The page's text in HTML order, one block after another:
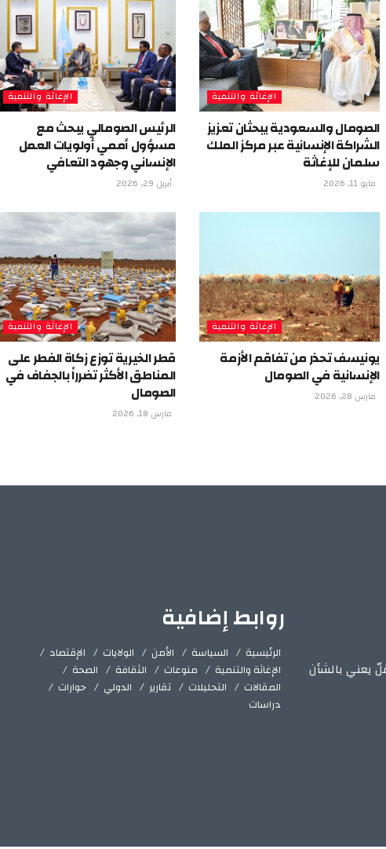
الإغاثة والتنمية
الصومال والسعودية يبحثان تعزيز
الشراكة الإنسانية عبر مركز الملك
سلمان للإغاثة
مايو 11, 2026
الإغاثة والتنمية
الرئيس الصومالي يبحث مع
مسؤول أممي أولويات العمل
الإنساني وجهود التعافي
أبريل 29, 2026
الإغاثة والتنمية
يونيسف تحذر من تفاقم الأزمة
الإنسانية في الصومال
مارس 28, 2026
الإغاثة والتنمية
قطر الخيرية توزع زكاة الفطر على
المناطق الأكثر تضرراً بالجفاف في
الصومال
مارس 18, 2026
يعني بالشأن
روابط إضافية
الرئيسية السياسة الأمن الولايات
الإقتصاد
الإغاثة والتنمية
منوعات الثقافة
الصحة
المقالات
التحليلات تقارير الدولي
حوارات
دراسات